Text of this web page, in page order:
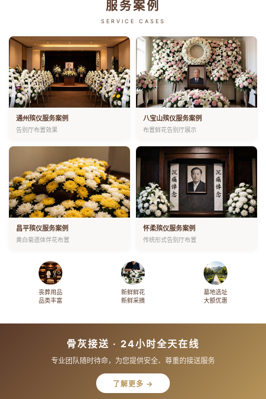
服务案例
SERVICE CASES
通州殡仪服务案例
告别厅布置效果
八宝山殡仪服务案例
布置鲜花告别厅展示
昌平殡仪服务案例
黄白菊遗体伴花布置
怀柔殡仪服务案例
传统形式告别厅布置
丧葬用品
品类丰富
新鲜鲜花
新鲜采摘
墓地选址
大额优惠
骨灰接送 · 24小时全天在线
专业团队随时待命，为您提供安全、尊重的接送服务
了解更多 →